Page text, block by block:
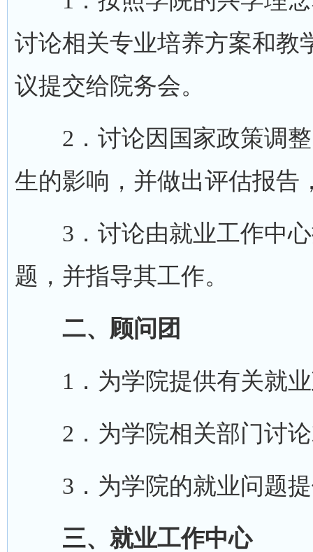
讨论相关专业培养方案和教
议提交给院务会。
2．讨论因国家政策调整
生的影响，并做出评估报告
3．讨论由就业工作中心
题，并指导其工作。
二、顾问团
1．为学院提供有关就业
2．为学院相关部门讨论
3．为学院的就业问题提
三、就业工作中心